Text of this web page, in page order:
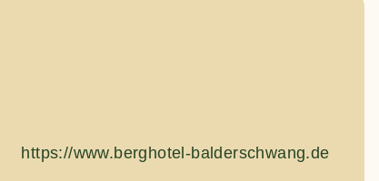
https://www.berghotel-balderschwang.de